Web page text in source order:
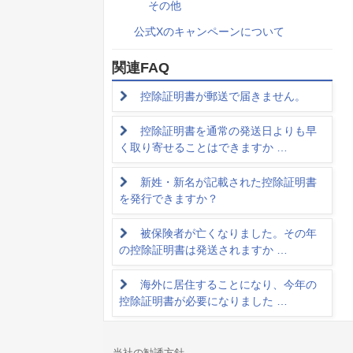
その他
公式Xのキャンペーンについて
関連FAQ
控除証明書が郵送で届きません。
控除証明書を通常の発送日よりも早
く取り寄せることはできますか …
新姓・新名が記載された控除証明書
を発行できますか？
被保険者が亡くなりました。その年
の控除証明書は発送されますか …
海外に居住することになり、今年の
控除証明書が必要になりました …